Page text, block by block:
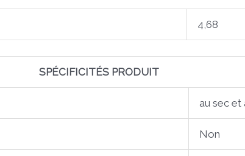
4,68
SPÉCIFICITÉS PRODUIT
au sec et
Non